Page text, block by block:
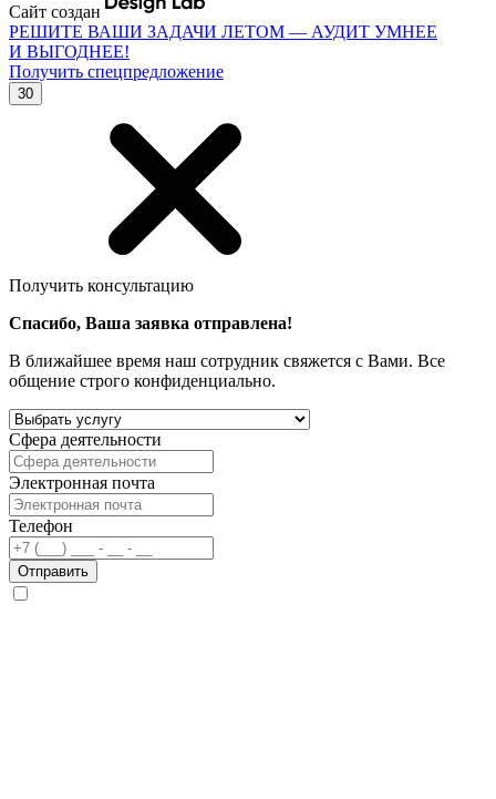
Сайт создан
РЕШИТЕ ВАШИ ЗАДАЧИ ЛЕТОМ — АУДИТ УМНЕЕ
И ВЫГОДНЕЕ!
Получить спецпредложение
30
Получить консультацию
Спасибо, Ваша заявка отправлена!
В ближайшее время наш сотрудник свяжется с Вами. Все
общение строго конфиденциально.
Сфера деятельности
Электронная почта
Телефон
Отправить